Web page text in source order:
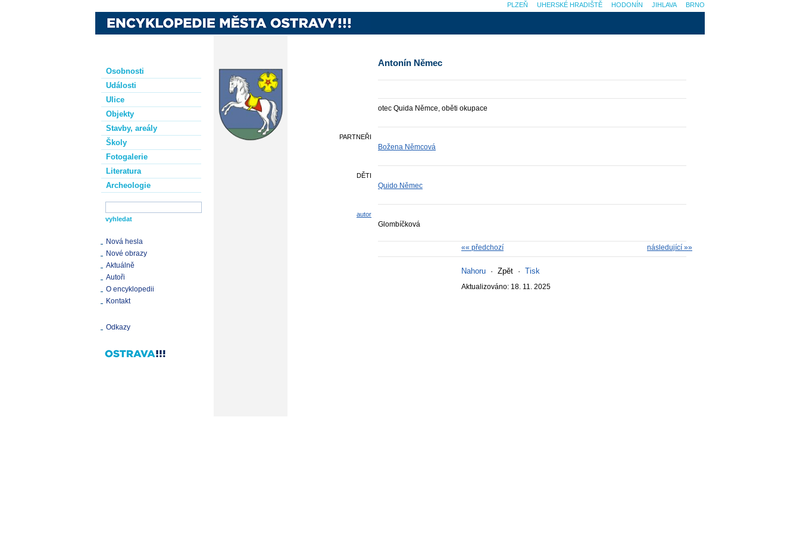
Osobnosti
Události
Ulice
Objekty
Stavby, areály
Školy
Fotogalerie
Literatura
Archeologie
Nová hesla
Nové obrazy
Aktuálně
Autoři
O encyklopedii
Kontakt
Odkazy
Antonín Němec
otec Quida Němce, oběti okupace
PARTNEŘI
Božena Němcová
DĚTI
Quido Němec
autor
Glombíčková
následující »»
«« předchozí
Nahoru · Zpět · Tisk
Aktualizováno: 18. 11. 2025
BRNO
JIHLAVA
HODONÍN
UHERSKÉ HRADIŠTĚ
PLZEŇ